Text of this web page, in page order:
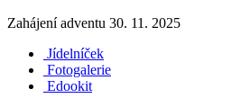
Zahájení adventu 30. 11. 2025
Jídelníček
Fotogalerie
Edookit